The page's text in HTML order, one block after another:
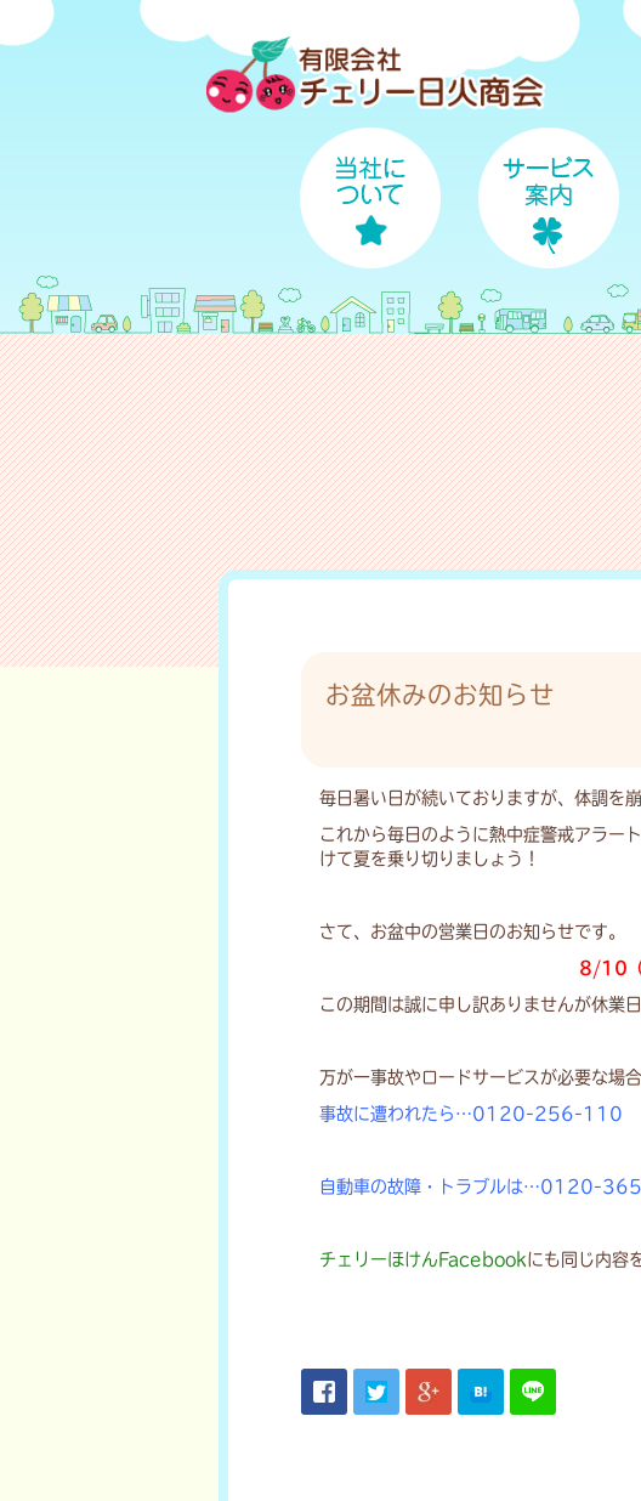
お盆休みのお知らせ
毎日暑い日が続いておりますが、体調を
これから毎日のように熱中症警戒アラー
けて夏を乗り切りましょう！
さて、お盆中の営業日のお知らせです。
8/10（
この期間は誠に申し訳ありませんが休業
万が一事故やロードサービスが必要な場
事故に遭われたら…0120-256-110
自動車の故障・トラブルは…0120-
チェリーほけんFacebookにも同じ内容